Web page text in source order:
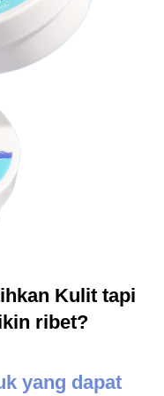
Kulit tapi
ribet?
yang dapat